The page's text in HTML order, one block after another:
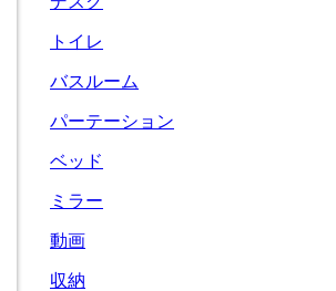
トイレ
バスルーム
パーテーション
ベッド
ミラー
動画
収納